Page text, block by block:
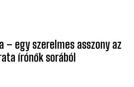
– egy szerelmes asszony az
írónők sorából